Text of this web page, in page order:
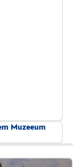
Muzeeum